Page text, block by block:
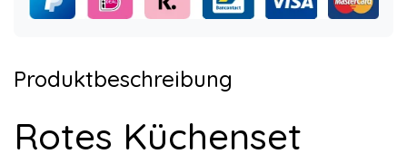
Produktbeschreibung
Rotes Küchenset